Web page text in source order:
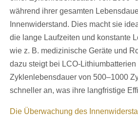
während ihrer gesamten
Innenwiderstand. Dies macht sie
die lange Laufzeiten und konstante
wie z. B. medizinische Geräte und
dazu steigt bei LCO-
Zyklenlebensdauer von 500–1000
schneller an, was ihre langfristige
Die Überwachung des